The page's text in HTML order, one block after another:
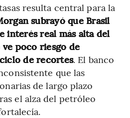
resulta central para la
subrayó que Brasil
interés real más alta del
poco riesgo de
de recortes. El banco
que las
de largo plazo
el alza del petróleo